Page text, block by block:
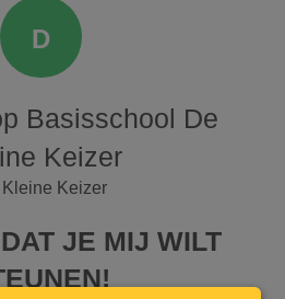
D
Basisschool De
Keizer
Kleine Keizer
JE MIJ WILT